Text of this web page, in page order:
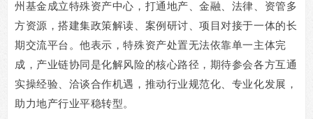
州基金成立特殊资产中心，打通地产、金融、法律、资管多
方资源，搭建集政策解读、案例研讨、项目对接于一体的长
期交流平台。他表示，特殊资产处置无法依靠单一主体完
成，产业链协同是化解风险的核心路径，期待参会各方互通
实操经验、洽谈合作机遇，推动行业规范化、专业化发展，
助力地产行业平稳转型。